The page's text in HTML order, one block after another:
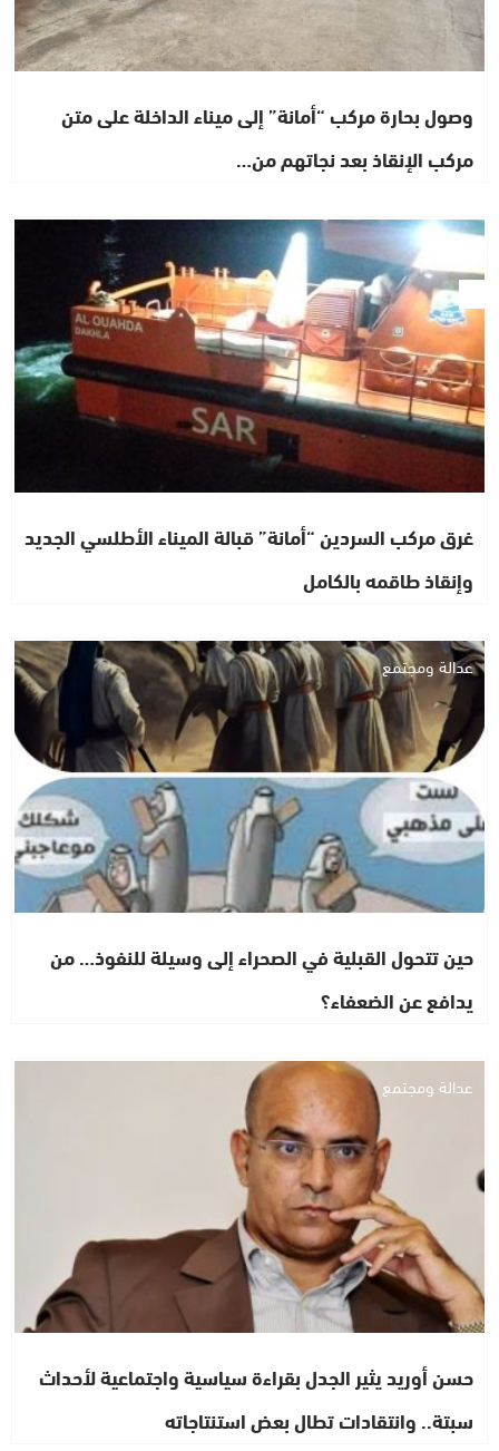
وصول بحارة مركب “أمانة” إلى ميناء الداخلة على متن
مركب الإنقاذ بعد نجاتهم من…
حوادث
غرق مركب السردين “أمانة” قبالة الميناء الأطلسي الجديد
وإنقاذ طاقمه بالكامل
عدالة ومجتمع
حين تتحول القبلية في الصحراء إلى وسيلة للنفوذ… من
يدافع عن الضعفاء؟
عدالة ومجتمع
حسن أوريد يثير الجدل بقراءة سياسية واجتماعية لأحداث
سبتة.. وانتقادات تطال بعض استنتاجاته